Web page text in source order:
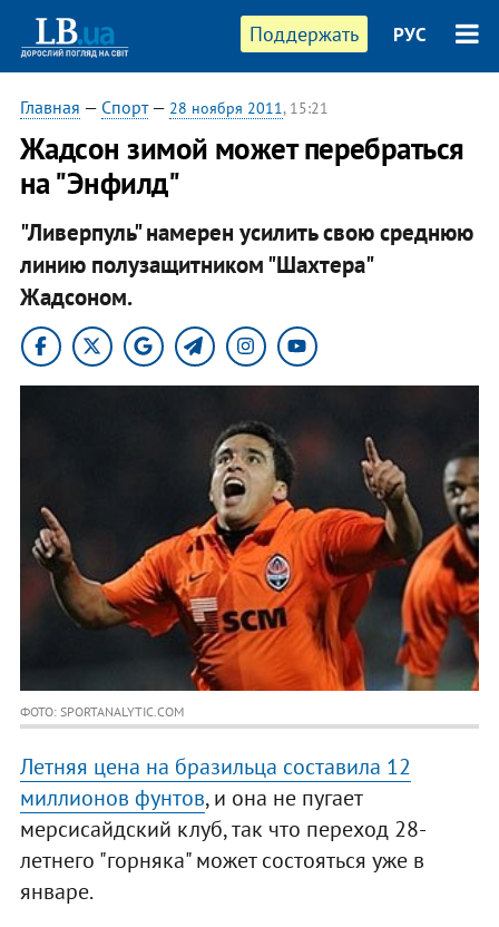
Поддержать РУС
Главная — Спорт— 28 ноября 2011, 15:21
Жадсон зимой может перебраться
на "Энфилд"
"Ливерпуль" намерен усилить свою среднюю
линию полузащитником "Шахтера"
Жадсоном.
ФОТО: SPORTANALYTIC.COM
Летняя цена на бразильца составила 12
миллионов фунтов, и она не пугает
мерсисайдский клуб, так что переход 28-
летнего "горняка" может состояться уже в
январе.